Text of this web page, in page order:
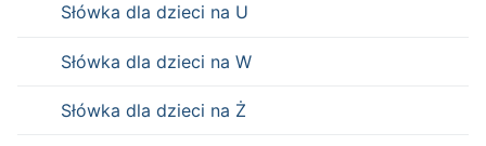
Słówka dla dzieci na U
Słówka dla dzieci na W
Słówka dla dzieci na Ż